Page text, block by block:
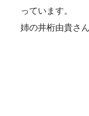
っています。
姉の井桁由貴さ